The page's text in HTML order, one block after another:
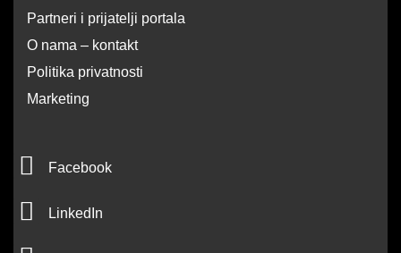
Partneri i prijatelji portala
O nama – kontakt
Politika privatnosti
Marketing
F
c
e
Facebook
L
LinkedIn